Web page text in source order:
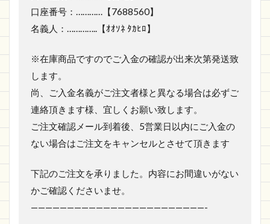
口座番号：…………【7688560】
名義人：…………..【ｵｵｿﾈ ﾀｶﾋﾛ】
※在庫商品ですのでご入金の確認が出来次第発送致
します。
尚、ご入金名義がご注文者様と異なる場合は必ずご
連絡頂きます様、宜しくお願い致します。
ご注文確認メール到着後、5営業日以内にご入金の
ない場合はご注文をキャンセルとさせて頂きます
下記のご注文を承りました。内容にお間違いがない
かご確認くださいませ。
————————————————————————-